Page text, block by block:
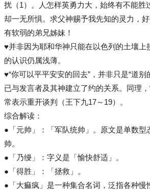
扰（1）。人怎样英勇力大，始终有不能胜
却一无所惧。求父神赐予我先知的灵力，
有软弱的弟兄姊妹！
♥并非因为耶和华神只能在以色列的土壤上
的认识仍属浅薄。
♥“你可以平平安安的回去”，并非只是“道
已与发言者及其神建立了约的关系。同理，
常表示重开谈判（王下九17～19）。
综合解读：
●「元帅」：「军队统帅」。原文是单数型
帅。
●「乃缦」：字义是「愉快舒适」。
●「得胜」：「拯救」。
●「大痲疯」是一种集合名词，泛指各种慢